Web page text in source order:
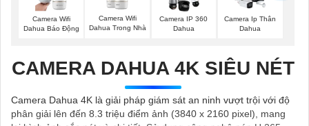
Camera Wifi
Dahua Báo Động
Camera Wifi
Dahua Trong Nhà
Camera IP 360
Dahua
Camera Ip Thân
Dahua
CAMERA DAHUA 4K SIÊU NÉT
Camera Dahua 4K là giải pháp giám sát an ninh vượt trội với độ
phân giải lên đến 8.3 triệu điểm ảnh (3840 x 2160 pixel), mang